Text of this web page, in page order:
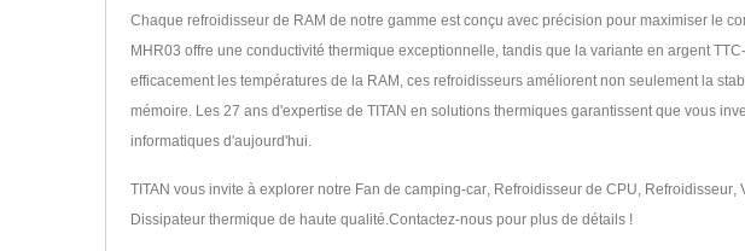
Chaque refroidisseur de RAM de notre gamme est conçu avec précision pour maximiser le
MHR03 offre une conductivité thermique exceptionnelle, tandis que la variante en argent
efficacement les températures de la RAM, ces refroidisseurs améliorent non seulement la
mémoire. Les 27 ans d'expertise de TITAN en solutions thermiques garantissent que vous
informatiques d'aujourd'hui.
TITAN vous invite à explorer notre Fan de camping-car, Refroidisseur de CPU, Refroidisseur,
Dissipateur thermique de haute qualité.Contactez-nous pour plus de détails !